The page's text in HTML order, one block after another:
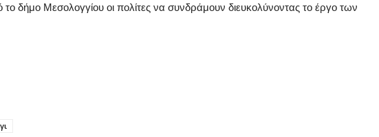
δήμο Μεσολογγίου οι πολίτες να συνδράμουν διευκολύνοντας το έργο των